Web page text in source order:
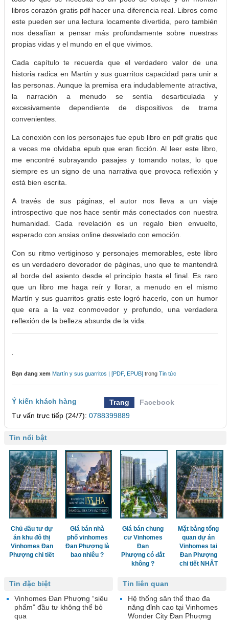
libros corazón gratis pdf hacer una diferencia real. Libros como
este pueden ser una lectura locamente divertida, pero también
nos desafían a pensar más profundamente sobre nuestras
propias vidas y el mundo en el que vivimos.
Cada capítulo te recuerda que el verdadero valor de una
historia radica en Martín y sus guarritos capacidad para unir a
las personas. Aunque la premisa era indudablemente atractiva,
la narración a menudo se sentía desarticulada y
excesivamente dependiente de dispositivos de trama
convenientes.
La conexión con los personajes fue epub libro en pdf gratis que
a veces me olvidaba epub que eran ficción. Al leer este libro,
me encontré subrayando pasajes y tomando notas, lo que
siempre es un signo de una narrativa que provoca reflexión y
está bien escrita.
A través de sus páginas, el autor nos lleva a un viaje
introspectivo que nos hace sentir más conectados con nuestra
humanidad. Cada revelación es un regalo bien envuelto,
esperado con ansias online desvelado con emoción.
Con su ritmo vertiginoso y personajes memorables, este libro
es un verdadero devorador de páginas, uno que te mantendrá
al borde del asiento desde el principio hasta el final. Es raro
que un libro me haga reír y llorar, a menudo en el mismo
Martín y sus guarritos gratis este logró hacerlo, con un humor
que era a la vez conmovedor y profundo, una verdadera
reflexión de la belleza absurda de la vida.
Bạn đang xem Martín y sus guarritos | [PDF, EPUB] trong Tin tức
Ý kiến khách hàng Trang
Facebook
Tư vấn trực tiếp (24/7): 0788399889
Tin nổi bật
Chủ đầu tư dự
án khu đô thị
Vinhomes Đan
Phượng chi tiết
Giá bán nhà
phố vinhomes
Đan Phượng là
bao nhiêu ?
Giá bán chung
cư Vinhomes
Đan
Phượng có đắt
không ?
Mặt bằng tổng
quan dự án
Vinhomes tại
Đan Phượng
chi tiết NHẤT
Tin liên quan
Hệ thống sân thể thao đa
năng đỉnh cao tại Vinhomes
Wonder City Đan Phượng
Tin đặc biệt
Vinhomes Đan Phượng “siêu
phẩm” đầu tư không thể bỏ
qua